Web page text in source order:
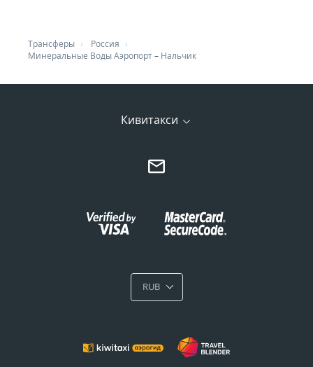
Трансферы
Россия
Минеральные Воды Аэропорт– Нальчик
Кивитакси
RUB